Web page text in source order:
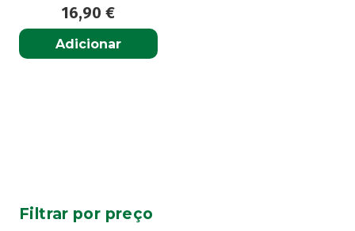
16,90 €
Adicionar
Filtrar por preço